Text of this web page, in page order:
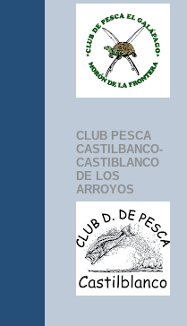
CLUB PESCA
CASTILBANCO-
CASTIBLANCO
DE LOS
ARROYOS